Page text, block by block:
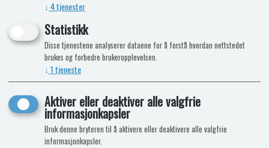
↓ 4tjenester
Statistikk
Disse tjenestene analyserer dataene for å forstå hvordan nettstedet
brukes og forbedre brukeropplevelsen.
↓ 1tjeneste
Aktiver eller deaktiver alle valgfrie
informasjonkapsler
Bruk denne bryteren til å aktivere eller deaktivere alle valgfrie
informasjonkapsler.